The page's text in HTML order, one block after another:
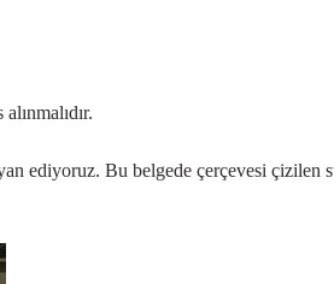
ediyoruz. Bu belgede çerçevesi çizilen